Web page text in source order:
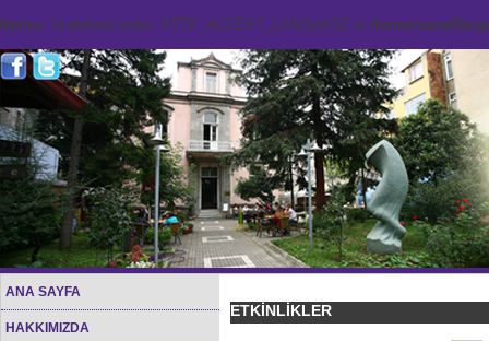
Notice: Undefined index: HTTP_ACCEPT_LANGUAGE in /home/
ANA SAYFA
HAKKIMIZDA
ETKİNLİKLER